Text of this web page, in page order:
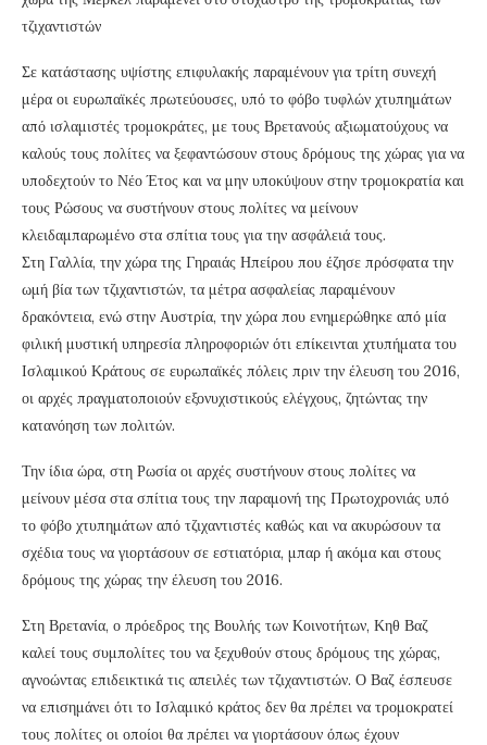
τζιχαντιστών
Σε κατάστασης υψίστης επιφυλακής παραμένουν για τρίτη συνεχή
μέρα οι ευρωπαϊκές πρωτεύουσες, υπό το φόβο τυφλών χτυπημάτων
από ισλαμιστές τρομοκράτες, με τους Βρετανούς αξιωματούχους να
καλούς τους πολίτες να ξεφαντώσουν στους δρόμους της χώρας για να
υποδεχτούν το Νέο Έτος και να μην υποκύψουν στην τρομοκρατία και
τους Ρώσους να συστήνουν στους πολίτες να μείνουν
κλειδαμπαρωμένο στα σπίτια τους για την ασφάλειά τους.
Στη Γαλλία, την χώρα της Γηραιάς Ηπείρου που έζησε πρόσφατα την
ωμή βία των τζιχαντιστών, τα μέτρα ασφαλείας παραμένουν
δρακόντεια, ενώ στην Αυστρία, την χώρα που ενημερώθηκε από μία
φιλική μυστική υπηρεσία πληροφοριών ότι επίκεινται χτυπήματα του
Ισλαμικού Κράτους σε ευρωπαϊκές πόλεις πριν την έλευση του 2016,
οι αρχές πραγματοποιούν εξονυχιστικούς ελέγχους, ζητώντας την
κατανόηση των πολιτών.
Την ίδια ώρα, στη Ρωσία οι αρχές συστήνουν στους πολίτες να
μείνουν μέσα στα σπίτια τους την παραμονή της Πρωτοχρονιάς υπό
το φόβο χτυπημάτων από τζιχαντιστές καθώς και να ακυρώσουν τα
σχέδια τους να γιορτάσουν σε εστιατόρια, μπαρ ή ακόμα και στους
δρόμους της χώρας την έλευση του 2016.
Στη Βρετανία, ο πρόεδρος της Βουλής των Κοινοτήτων, Κηθ Βαζ
καλεί τους συμπολίτες του να ξεχυθούν στους δρόμους της χώρας,
αγνοώντας επιδεικτικά τις απειλές των τζιχαντιστών. Ο Βαζ έσπευσε
να επισημάνει ότι το Ισλαμικό κράτος δεν θα πρέπει να τρομοκρατεί
τους πολίτες οι οποίοι θα πρέπει να γιορτάσουν όπως έχουν